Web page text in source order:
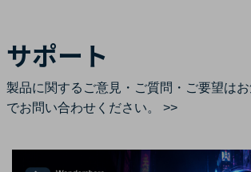
サポート
製品に関するご意見・ご質問・ご要望はお
でお問い合わせください。 >>